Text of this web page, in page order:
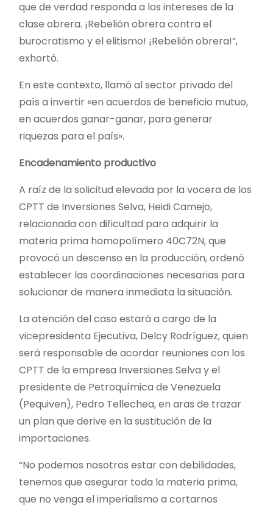
que de verdad responda a los intereses de la
clase obrera. ¡Rebelión obrera contra el
burocratismo y el elitismo! ¡Rebelión obrera!”,
exhortó.
En este contexto, llamó al sector privado del
país a invertir «en acuerdos de beneficio mutuo,
en acuerdos ganar-ganar, para generar
riquezas para el país».
Encadenamiento productivo
A raíz de la solicitud elevada por la vocera de los
CPTT de Inversiones Selva, Heidi Camejo,
relacionada con dificultad para adquirir la
materia prima homopolímero 40C72N, que
provocó un descenso en la producción, ordenó
establecer las coordinaciones necesarias para
solucionar de manera inmediata la situación.
La atención del caso estará a cargo de la
vicepresidenta Ejecutiva, Delcy Rodríguez, quien
será responsable de acordar reuniones con los
CPTT de la empresa Inversiones Selva y el
presidente de Petroquímica de Venezuela
(Pequiven), Pedro Tellechea, en aras de trazar
un plan que derive en la sustitución de la
importaciones.
“No podemos nosotros estar con debilidades,
tenemos que asegurar toda la materia prima,
que no venga el imperialismo a cortarnos